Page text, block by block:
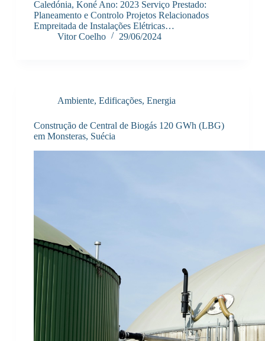
Caledónia, Koné Ano: 2023 Serviço Prestado:
Planeamento e Controlo Projetos Relacionados
Empreitada de Instalações Elétricas…
Vitor Coelho
29/06/2024
Ambiente, Edificações, Energia
Construção de Central de Biogás 120 GWh (LBG)
em Monsteras, Suécia